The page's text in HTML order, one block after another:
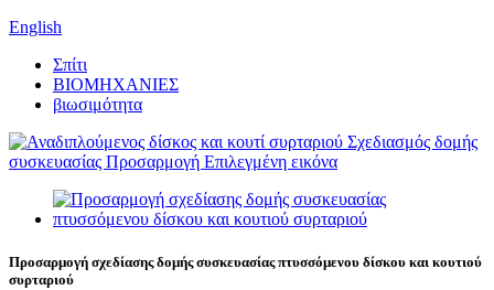
English
Σπίτι
ΒΙΟΜΗΧΑΝΙΕΣ
βιωσιμότητα
Προσαρμογή σχεδίασης δομής συσκευασίας πτυσσόμενου δίσκου και κουτιού
συρταριού